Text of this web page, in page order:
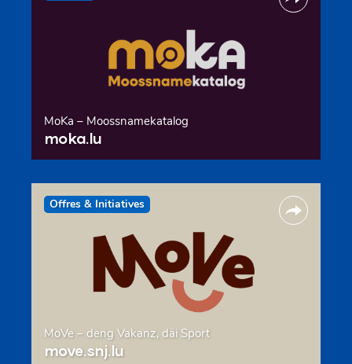
MoKa – Moossnamekatalog
moka.lu
Offres & Initiatives
MoVe – deng Vakanz, däi Sport
move.snj.lu